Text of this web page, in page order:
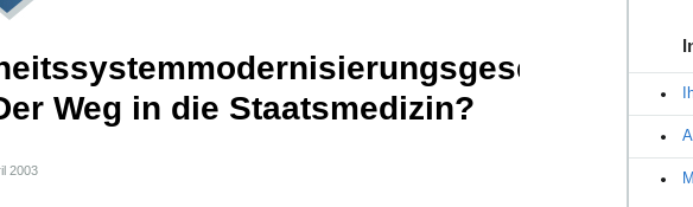
Weg in die Staatsmedizin?
2003